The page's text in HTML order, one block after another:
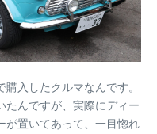
入したクルマなんです。
たんですが、実際にディー
が置いてあって、一目惚れ